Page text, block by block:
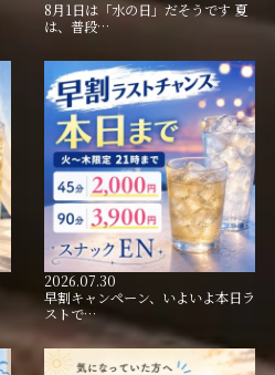
8月1日は「水の日」だそうです 夏
は、普段…
2026.07.30
早割キャンペーン、いよいよ本日ラ
ストで…